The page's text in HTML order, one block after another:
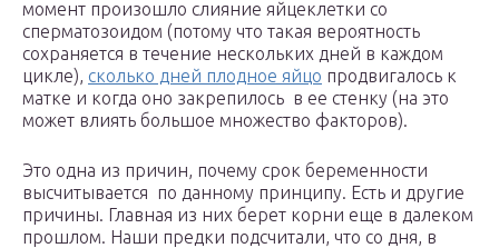
момент произошло слияние яйцеклетки со
сперматозоидом (потому что такая вероятность
сохраняется в течение нескольких дней в каждом
цикле), сколько дней плодное яйцо продвигалось к
матке и когда оно закрепилось в ее стенку (на это
может влиять большое множество факторов).
Это одна из причин, почему срок беременности
высчитывается по данному принципу. Есть и другие
причины. Главная из них берет корни еще в далеком
прошлом. Наши предки подсчитали, что со дня, в